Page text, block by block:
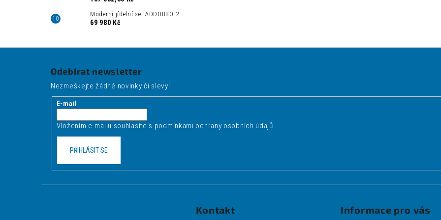
Moderní jídelní set ADDOBBO 2
69 980 Kč
Odebírat newsletter
Nezmeškejte žádné novinky či slevy!
E-mail
Vložením e-mailu souhlasíte s podmínkami ochrany osobních údajů
PŘIHLÁSIT SE
Kontakt Informace pro vás